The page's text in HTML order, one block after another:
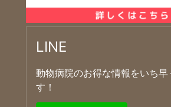
LINE
動物病院のお得な情報をいち早
す！